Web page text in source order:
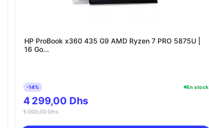
HP ProBook x360 435 G9 AMD Ryzen 7 PRO 5875U |
16 Go...
-14% En stock
4 299,00 Dhs
5 000,00 Dhs